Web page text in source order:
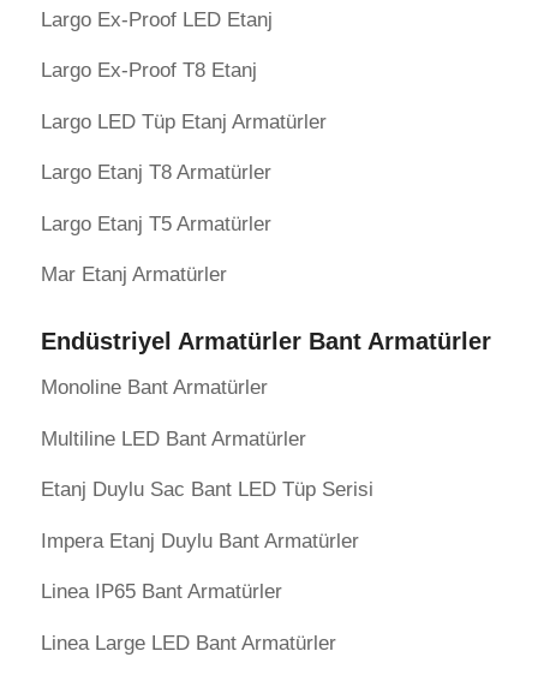
Largo Ex-Proof LED Etanj
Largo Ex-Proof T8 Etanj
Largo LED Tüp Etanj Armatürler
Largo Etanj T8 Armatürler
Largo Etanj T5 Armatürler
Mar Etanj Armatürler
Endüstriyel Armatürler Bant Armatürler
Monoline Bant Armatürler
Multiline LED Bant Armatürler
Etanj Duylu Sac Bant LED Tüp Serisi
Impera Etanj Duylu Bant Armatürler
Linea IP65 Bant Armatürler
Linea Large LED Bant Armatürler